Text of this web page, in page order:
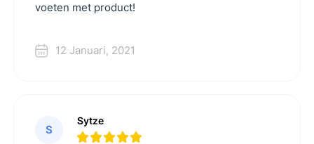
voeten met product!
12 Januari, 2021
S
Sytze